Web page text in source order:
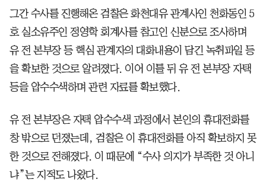
그간 수사를 진행해온 검찰은 화천대유 관계사인 천화동인 5
호 실소유주인 정영학 회계사를 참고인 신분으로 조사하며
유 전 본부장 등 핵심 관계자의 대화내용이 담긴 녹취파일 등
을 확보한 것으로 알려졌다. 이어 이틀 뒤 유 전 본부장 자택
등을 압수수색하며 관련 자료를 확보했다.
유 전 본부장은 자택 압수수색 과정에서 본인의 휴대전화를
창 밖으로 던졌는데, 검찰은 이 휴대전화를 아직 확보하지 못
한 것으로 전해졌다. 이 때문에 “수사 의지가 부족한 것 아니
냐”는 지적도 나왔다.